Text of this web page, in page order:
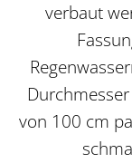
verbaut
von 100 cm